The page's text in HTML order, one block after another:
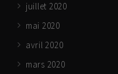
juillet 2020
mai 2020
avril 2020
mars 2020